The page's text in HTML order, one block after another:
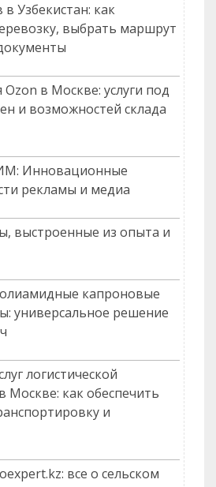
Узбекистан: как
выбрать маршрут
в Москве: услуги под
и возможностей склада
Инновационные
рекламы и медиа
выстроенные из опыта и
капроновые
универсальное решение
логистической
Москве: как обеспечить
и
все о сельском